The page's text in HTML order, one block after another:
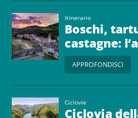
Itinerario
Boschi,
castagne:
gustare
forlivese
APPROFONDISCI
Ciclovie
Ciclovia